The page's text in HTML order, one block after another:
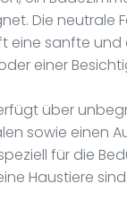
Die neutrale
eine sanfte
einer
über
sowie einen
für die
Haustiere